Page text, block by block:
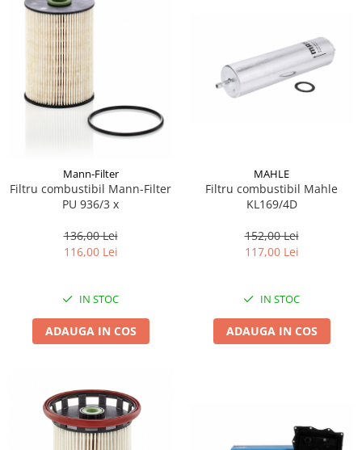
Mann-Filter
Filtru combustibil Mann-Filter
PU 936/3 x
136,00 Lei
116,00 Lei
IN STOC
ADAUGA IN COS
MAHLE
Filtru combustibil Mahle
KL169/4D
152,00 Lei
117,00 Lei
IN STOC
ADAUGA IN COS